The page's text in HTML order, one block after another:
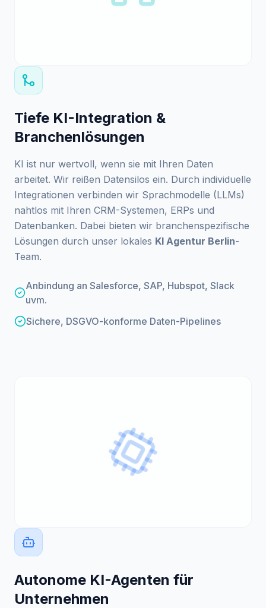
Tiefe KI-Integration &
Branchenlösungen
KI ist nur wertvoll, wenn sie mit Ihren Daten
arbeitet. Wir reißen Datensilos ein. Durch individuelle
Integrationen verbinden wir Sprachmodelle (LLMs)
nahtlos mit Ihren CRM-Systemen, ERPs und
Datenbanken. Dabei bieten wir branchenspezifische
Lösungen durch unser lokales KI Agentur Berlin-
Team.
Anbindung an Salesforce, SAP, Hubspot, Slack
uvm.
Sichere, DSGVO-konforme Daten-Pipelines
Autonome KI-Agenten für
Unternehmen